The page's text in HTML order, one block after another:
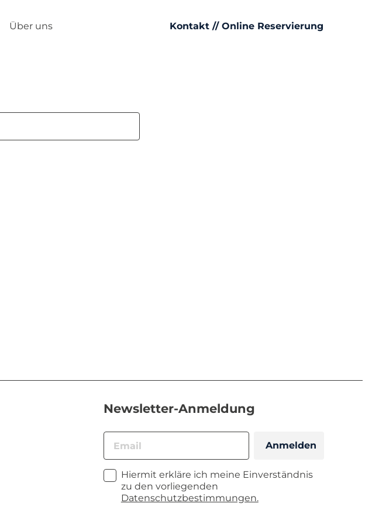
Über uns Kontakt // Online Reservierung
Newsletter-Anmeldung
Hiermit erkläre ich meine Einverständnis
zu den vorliegenden
Datenschutzbestimmungen.
Anmelden